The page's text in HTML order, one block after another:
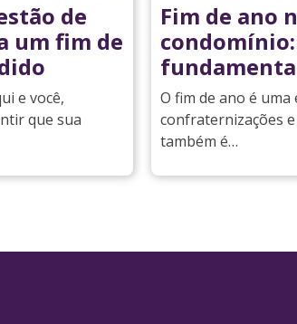
de
um fim de
e você,
que sua
Fim de ano
O fim de ano é uma
confraternizações
também é…